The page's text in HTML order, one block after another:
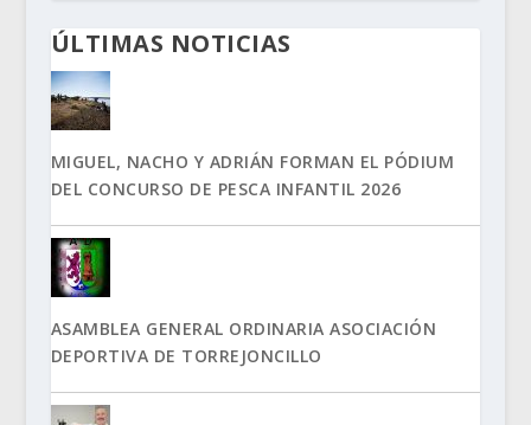
ÚLTIMAS NOTICIAS
MIGUEL, NACHO Y ADRIÁN FORMAN EL PÓDIUM
DEL CONCURSO DE PESCA INFANTIL 2026
ASAMBLEA GENERAL ORDINARIA ASOCIACIÓN
DEPORTIVA DE TORREJONCILLO